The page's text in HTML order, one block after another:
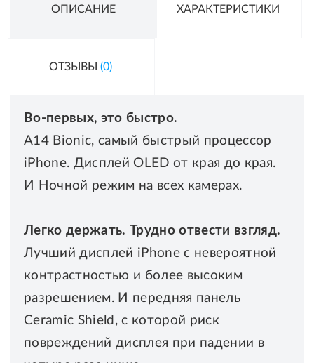
ОПИСАНИЕ ХАРАКТЕРИСТИКИ
ОТЗЫВЫ (0)
Во-первых, это быстро.
A14 Bionic, самый быстрый процессор
iPhone. Дисплей OLED от края до края.
И Ночной режим на всех камерах.
Легко держать. Трудно отвести взгляд.
Лучший дисплей iPhone с невероятной
контрастностью и более высоким
разрешением. И передняя панель
Ceramic Shield, с которой риск
повреждений дисплея при падении в